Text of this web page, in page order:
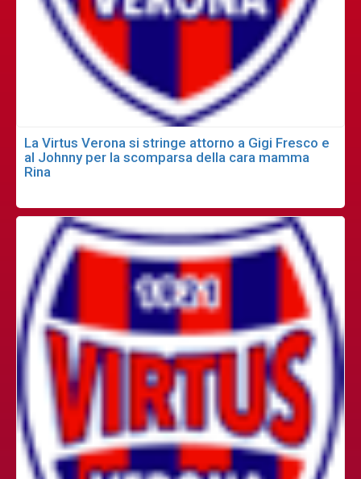
La Virtus Verona si stringe attorno a Gigi Fresco e
al Johnny per la scomparsa della cara mamma
Rina